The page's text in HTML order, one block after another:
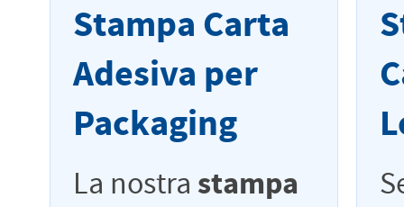
Stampa Carta
Adesiva per
Packaging
La nostra stampa